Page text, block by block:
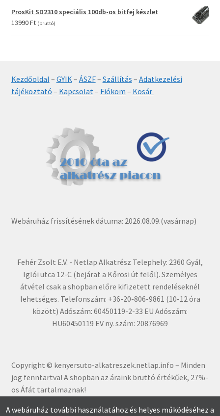
was:
6990 Ft.
is:
5490 Ft.
ProsKit SD2310 speciális 100db-os bitfej készlet
13990Ft (bruttó)
Kezdőoldal – GYIK– ÁSZF– Szállítás – Adatkezelési
tájékoztató – Kapcsolat– Fiókom – Kosár
Webáruház frissítésének dátuma: 2026.08.09.(vasárnap)
Fehér Zsolt E.V. - Netlap Alkatrész Telephely: 2360 Gyál,
Iglói utca 12-C (bejárat a Kőrösi út felől). Személyes
átvétel csak a shopban előre kifizetett rendeléseknél
lehetséges. Telefonszám: +36-20-806-9861 (10-12 óra
között) Adószám: 60450119-2-33 EU Adószám:
HU60450119 EV ny. szám: 20876969
Copyright © kenyersuto-alkatreszek.netlap.info – Minden
jog fenntartva! A shopban az áraink bruttó értékűek, 27%-
os Áfát tartalmaznak!
A webáruház további használatához és helyes működéséhez a